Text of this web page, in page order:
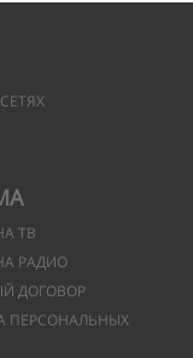
ТВ
РАДИО
ДОГОВОР
ПЕРСОНАЛЬНЫХ